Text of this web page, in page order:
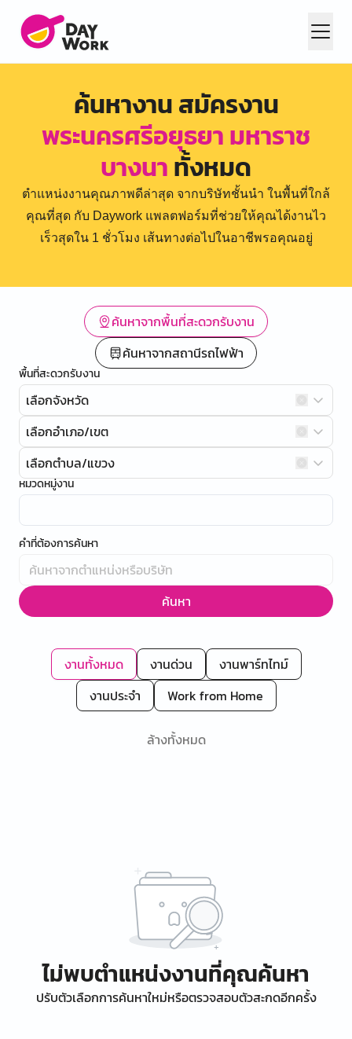
ค้นหางาน สมัครงาน
พระนครศรีอยุธยา มหาราช
บางนาทั้งหมด
ตำแหน่งงานคุณภาพดีล่าสุด จากบริษัทชั้นนำ ในพื้นที่ใกล้
คุณที่สุด กับ Daywork แพลตฟอร์มที่ช่วยให้คุณได้งานไว
เร็วสุดใน 1 ชั่วโมง เส้นทางต่อไปในอาชีพรอคุณอยู่
ค้นหาจากพื้นที่สะดวกรับงาน
ค้นหาจากสถานีรถไฟฟ้า
พื้นที่สะดวกรับงาน
เลือกจังหวัด
เลือกอำเภอ/เขต
เลือกตำบล/แขวง
หมวดหมู่งาน
คำที่ต้องการค้นหา
ค้นหา
งานทั้งหมด งานด่วน
งานพาร์ทไทม์
งานประจำ
Work from Home
ล้างทั้งหมด
ไม่พบตำแหน่งงานที่คุณค้นหา
ปรับตัวเลือกการค้นหาใหม่หรือตรวจสอบตัวสะกดอีกครั้ง